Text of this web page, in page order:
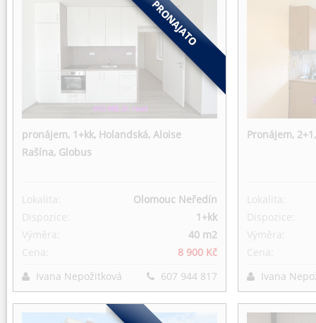
pronájem, 1+kk, Holandská, Aloise
Rašína, Globus
Lokalita:
Olomouc Neředín
Dispozice:
1+kk
Výměra:
40 m2
Cena:
8 900 Kč
Ivana Nepožitková
607 944 817
Pronájem,
Lokalita:
Dispozice:
Výměra:
Cena:
Ivana